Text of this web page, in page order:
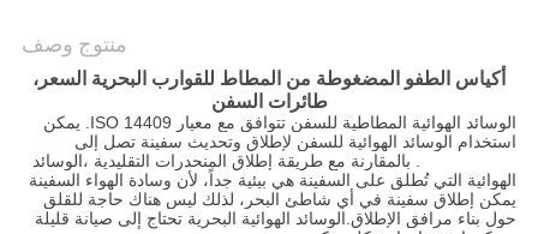
منتوج وصف
أكياس الطفو المضغوطة من المطاط للقوارب البحرية السعر،
طائرات السفن
الوسائد الهوائية المطاطية للسفن تتوافق مع معيار ISO 14409. يمكن
استخدام الوسائد الهوائية للسفن لإطلاق وتحديث سفينة تصل إلى
100000DWT. بالمقارنة مع طريقة إطلاق المنحدرات التقليدية ،الوسائد
الهوائية التي تُطلق على السفينة هي بيئية جداً، لأن وسادة الهواء السفينة
يمكن إطلاق سفينة في أي شاطئ البحر، لذلك ليس هناك حاجة للقلق
حول بناء مرافق الإطلاق.الوسائد الهوائية البحرية تحتاج إلى صيانة قليلة